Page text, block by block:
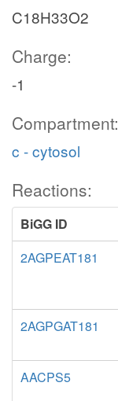
C18H33O2
Charge:
-1
Compartment:
c - cytosol
Reactions:
BiGG ID
2AGPEAT181
2AGPGAT181
AACPS5